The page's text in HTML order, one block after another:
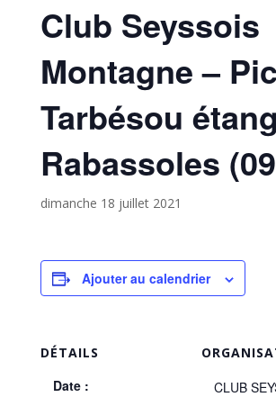
Club Seyssois
Montagne –
Tarbésou
Rabassoles
dimanche 18 juillet 2021
Ajouter au calendrier
DÉTAILS
Date :
CLUB